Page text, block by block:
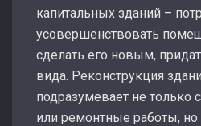
капитальных зданий –
усовершенствовать
сделать его новым,
вида. Реконструкция
подразумевает не только
или ремонтные работы, но